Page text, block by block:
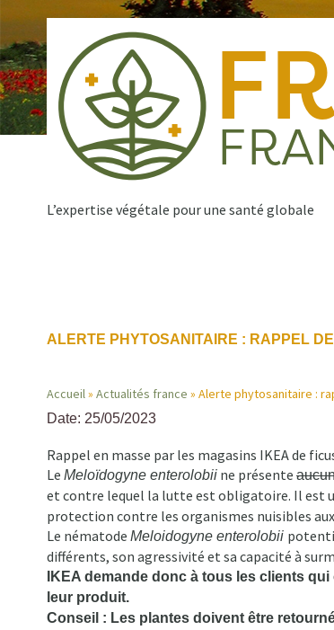
contenu
principal
L’expertise végétale pour une santé globale
Navigation
principale
ALERTE PHYTOSANITAIRE : RAPPEL
Fil
d'Ariane
Accueil Actualités france Alerte phytosanitaire :
Date: 25/05/2023
Rappel en masse par les magasins IKEA de
Le Meloïdogyne enterolobii ne présente
et contre lequel la lutte est obligatoire. Il est
protection contre les organismes nuisibles
Le nématode Meloidogyne enterolobii
différents, son agressivité et sa capacité à
IKEA demande donc à tous les clients
leur produit.
Conseil : Les plantes doivent être